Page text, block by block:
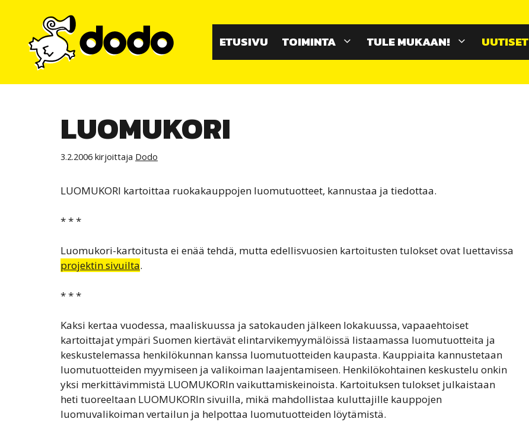
ETUSIVU TOIMINTA TULE MUKAAN! UUTISET
LUOMUKORI
3.2.2006 kirjoittaja Dodo
LUOMUKORI kartoittaa ruokakauppojen luomutuotteet, kannustaa ja tiedottaa.
* * *
Luomukori-kartoitusta ei enää tehdä, mutta edellisvuosien kartoitusten tulokset ovat luettavissa
projektin sivuilta.
* * *
Kaksi kertaa vuodessa, maaliskuussa ja satokauden jälkeen lokakuussa, vapaaehtoiset
kartoittajat ympäri Suomen kiertävät elintarvikemyymälöissä listaamassa luomutuotteita ja
keskustelemassa henkilökunnan kanssa luomutuotteiden kaupasta. Kauppiaita kannustetaan
luomutuotteiden myymiseen ja valikoiman laajentamiseen. Henkilökohtainen keskustelu onkin
yksi merkittävimmistä LUOMUKORIn vaikuttamiskeinoista. Kartoituksen tulokset julkaistaan
heti tuoreeltaan LUOMUKORIn sivuilla, mikä mahdollistaa kuluttajille kauppojen
luomuvalikoiman vertailun ja helpottaa luomutuotteiden löytämistä.